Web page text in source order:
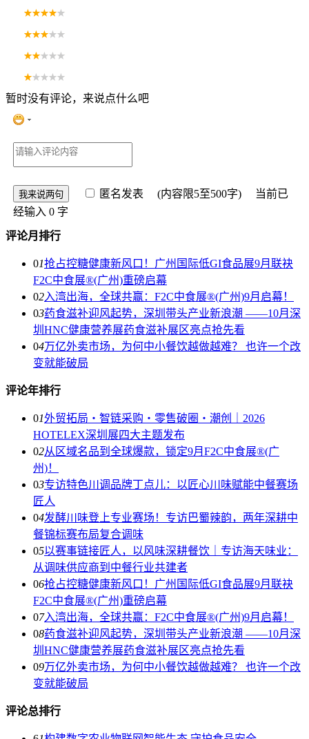
暂时没有评论，来说点什么吧
匿名发表
(内容限5至500字) 当前已
经输入 0 字
评论月排行
01抢占控糖健康新风口！广州国际低GI食品展9月联袂
F2C中食展®(广州)重磅启幕
02入湾出海，全球共赢：F2C中食展®(广州)9月启幕！
03药食滋补迎风起势，深圳带头产业新浪潮 ——10月深
圳HNC健康营养展药食滋补展区亮点抢先看
04万亿外卖市场，为何中小餐饮越做越难？ 也许一个改
变就能破局
评论年排行
01外贸拓局・智链采购・零售破圈・潮创｜2026
HOTELEX深圳展四大主题发布
02从区域名品到全球爆款，锁定9月F2C中食展®(广
州)！
03专访特色川调品牌丁点儿：以匠心川味赋能中餐赛场
匠人
04发酵川味登上专业赛场！专访巴蜀辣韵，两年深耕中
餐锦标赛布局复合调味
05以赛事链接匠人，以风味深耕餐饮｜专访海天味业：
从调味供应商到中餐行业共建者
06抢占控糖健康新风口！广州国际低GI食品展9月联袂
F2C中食展®(广州)重磅启幕
07入湾出海，全球共赢：F2C中食展®(广州)9月启幕！
08药食滋补迎风起势，深圳带头产业新浪潮 ——10月深
圳HNC健康营养展药食滋补展区亮点抢先看
09万亿外卖市场，为何中小餐饮越做越难？ 也许一个改
变就能破局
评论总排行